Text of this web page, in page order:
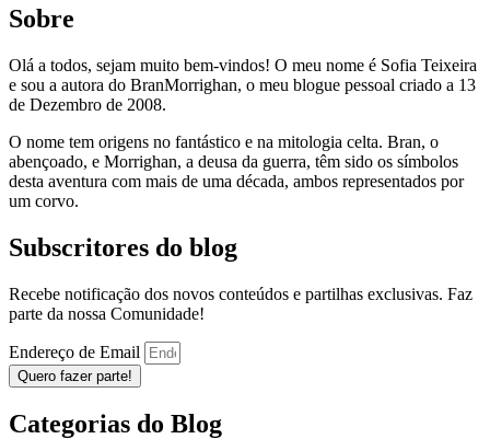
Sobre
Olá a todos, sejam muito bem-vindos! O meu nome é Sofia Teixeira
e sou a autora do BranMorrighan, o meu blogue pessoal criado a 13
de Dezembro de 2008.
O nome tem origens no fantástico e na mitologia celta. Bran, o
abençoado, e Morrighan, a deusa da guerra, têm sido os símbolos
desta aventura com mais de uma década, ambos representados por
um corvo.
Subscritores do blog
Recebe notificação dos novos conteúdos e partilhas exclusivas. Faz
parte da nossa Comunidade!
Endereço de Email
Quero fazer parte!
Categorias do Blog